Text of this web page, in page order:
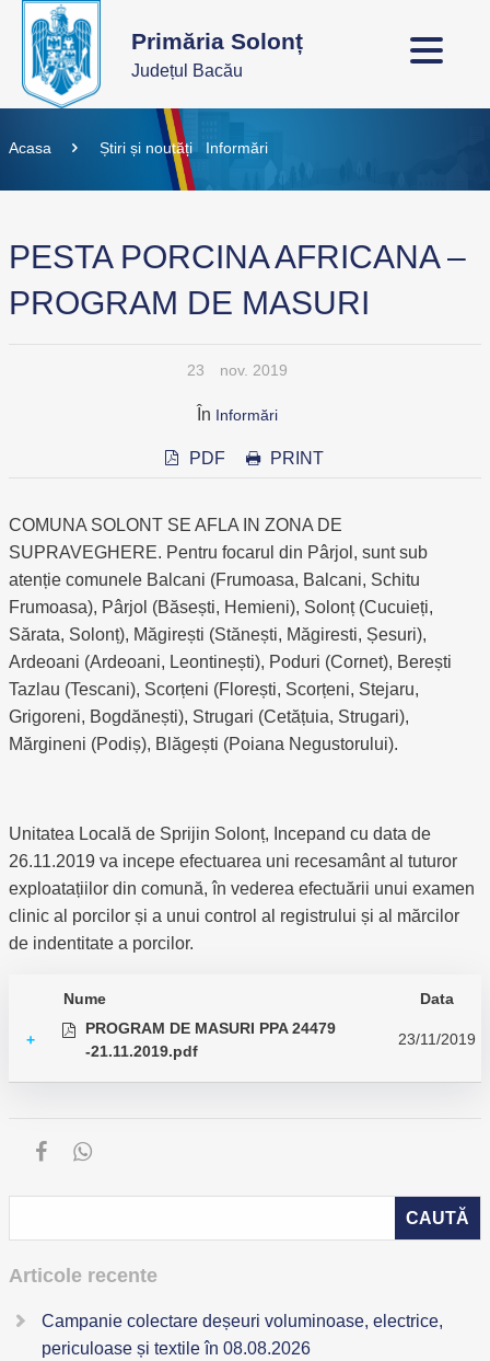
Primăria Solonț
Județul Bacău
Acasa Știri și noutăți Informări
PESTA PORCINA AFRICANA –
PROGRAM DE MASURI
23 nov. 2019
În Informări
PDF PRINT
COMUNA SOLONT SE AFLA IN ZONA DE
SUPRAVEGHERE. Pentru focarul din Pârjol, sunt sub
atenție comunele Balcani (Frumoasa, Balcani, Schitu
Frumoasa), Pârjol (Băsești, Hemieni), Solonț (Cucuieți,
Sărata, Solonț), Măgirești (Stănești, Măgiresti, Șesuri),
Ardeoani (Ardeoani, Leontinești), Poduri (Cornet), Berești
Tazlau (Tescani), Scorțeni (Florești, Scorțeni, Stejaru,
Grigoreni, Bogdănești), Strugari (Cetățuia, Strugari),
Mărgineni (Podiș), Blăgești (Poiana Negustorului).
Unitatea Locală de Sprijin Solonț, Incepand cu data de
26.11.2019 va incepe efectuarea uni recesamânt al tuturor
exploatațiilor din comună, în vederea efectuării unui examen
clinic al porcilor și a unui control al registrului și al mărcilor
de indentitate a porcilor.
Nume Data
+
PROGRAM DE MASURI PPA 24479
-21.11.2019.pdf
23/11/2019
Articole recente
Campanie colectare deșeuri voluminoase, electrice,
periculoase și textile în 08.08.2026